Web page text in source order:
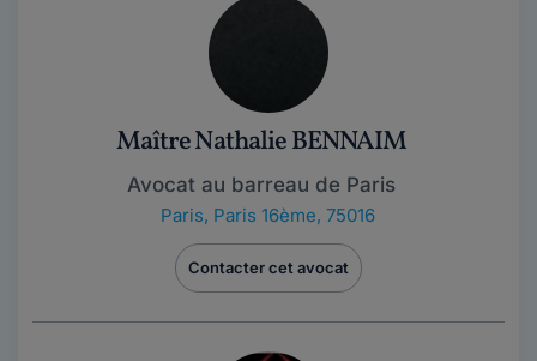
Maître Nathalie BENNAIM
Avocat au barreau de Paris
Paris, Paris 16ème, 75016
Contacter cet avocat